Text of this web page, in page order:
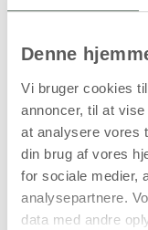
Denne
Vi bruger cookies
annoncer, til at
at analysere vores
din brug af vores
for sociale medier,
analysepartnere.
data med andre
Kan